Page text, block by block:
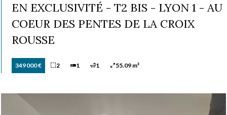
EN EXCLUSIVITÉ - T2 BIS - LYON 1 - AU
COEUR DES PENTES DE LA CROIX
ROUSSE
349 000 € 2 1 1 55.09 m²